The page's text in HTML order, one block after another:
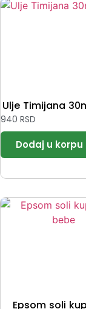
Ulje Timijana
940 RSD
Epsom soli